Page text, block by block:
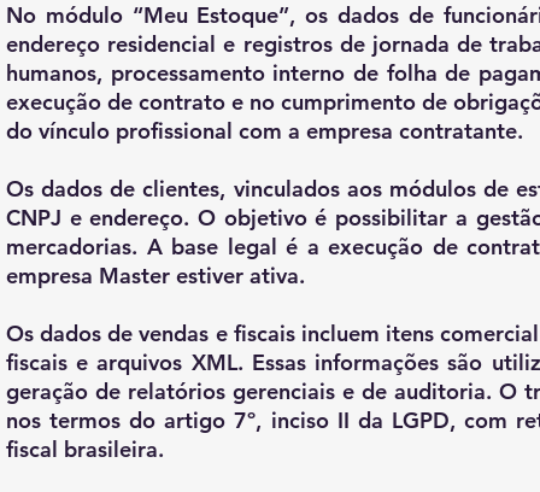
No módulo “Meu Estoque”, os dados de
endereço residencial e registros de jornada de
humanos, processamento interno de folha de
execução de contrato e no cumprimento de
do vínculo profissional com a empresa contratante.
Os dados de clientes, vinculados aos módulos de
CNPJ e endereço. O objetivo é possibilitar a
mercadorias. A base legal é a execução de
empresa Master estiver ativa.
Os dados de vendas e fiscais incluem itens
fiscais e arquivos XML. Essas informações são
geração de relatórios gerenciais e de auditoria. O
nos termos do artigo 7º, inciso II da LGPD, com
fiscal brasileira.